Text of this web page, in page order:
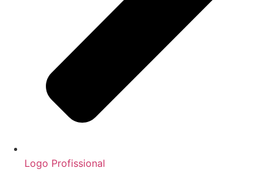
Logo Profissional